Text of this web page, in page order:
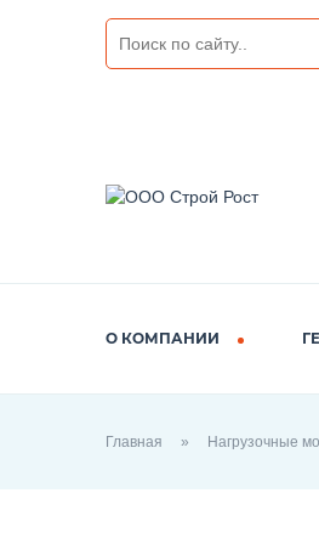
О КОМПАНИИ
Главная Нагрузочные